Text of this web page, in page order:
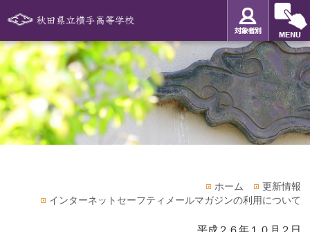
ホーム
更新情報
インターネットセーフティメールマガジンの利用について
平成２６年１０月２日